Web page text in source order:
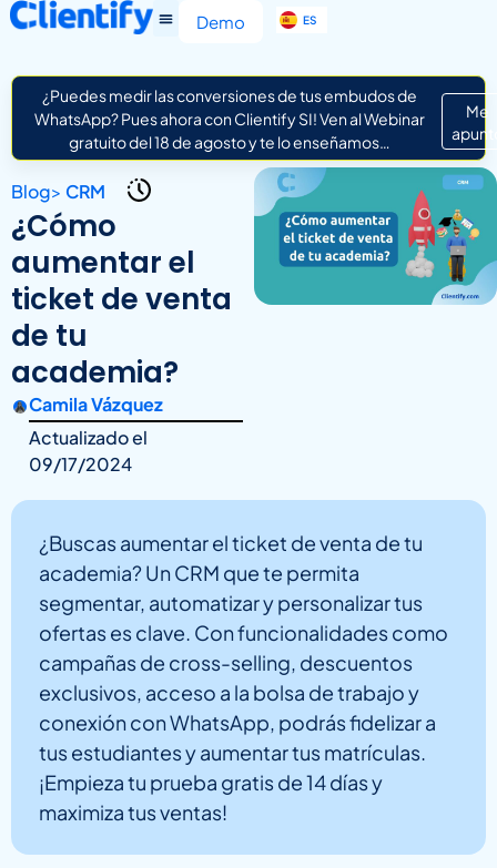
Demo ES
IT
¿Puedes medir las conversiones de tus embudos de
WhatsApp? Pues ahora con Clientify SI! Ven al Webinar
gratuito del 18 de agosto y te lo enseñamos…
Me
Blog> CRM
¿Cómo
aumentar el
ticket de venta
de tu
academia?
Camila Vázquez
Actualizado el
09/17/2024
¿Buscas aumentar el ticket de venta de tu
academia? Un CRM que te permita
segmentar, automatizar y personalizar tus
ofertas es clave. Con funcionalidades como
campañas de cross-selling, descuentos
exclusivos, acceso a la bolsa de trabajo y
conexión con WhatsApp, podrás fidelizar a
tus estudiantes y aumentar tus matrículas.
¡Empieza tu prueba gratis de 14 días y
maximiza tus ventas!